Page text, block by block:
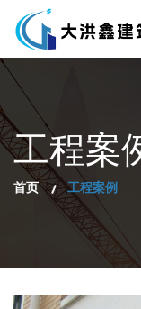
工程案
首页 工程案例